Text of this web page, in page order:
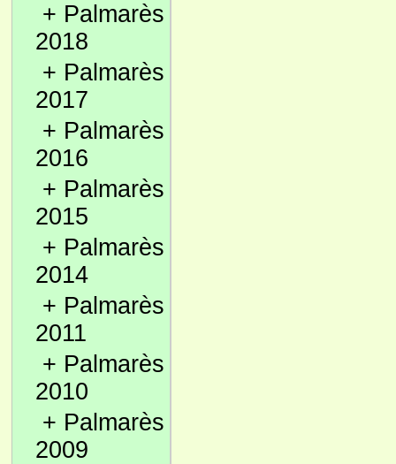
+ Palmarès
2018
+ Palmarès
2017
+ Palmarès
2016
+ Palmarès
2015
+ Palmarès
2014
+ Palmarès
2011
+ Palmarès
2010
+ Palmarès
2009